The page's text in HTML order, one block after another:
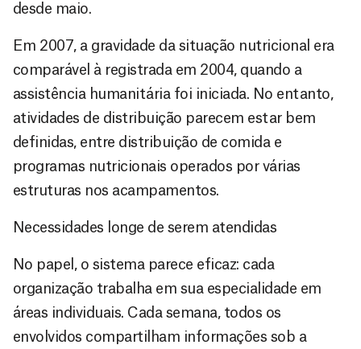
desde maio.
Em 2007, a gravidade da situação nutricional era
comparável à registrada em 2004, quando a
assistência humanitária foi iniciada. No entanto,
atividades de distribuição parecem estar bem
definidas, entre distribuição de comida e
programas nutricionais operados por várias
estruturas nos acampamentos.
Necessidades longe de serem atendidas
No papel, o sistema parece eficaz: cada
organização trabalha em sua especialidade em
áreas individuais. Cada semana, todos os
envolvidos compartilham informações sob a